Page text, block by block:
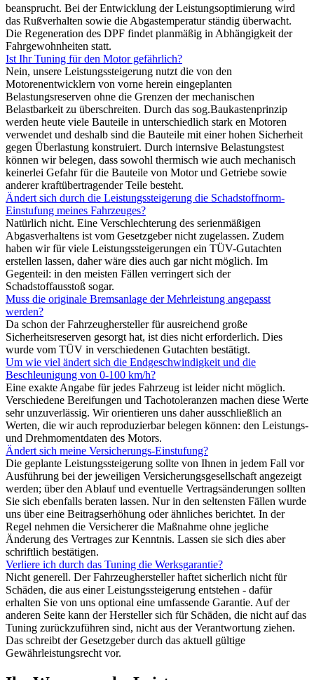
beansprucht. Bei der Entwicklung der Leistungsoptimierung wird
das Rußverhalten sowie die Abgastemperatur ständig überwacht.
Die Regeneration des DPF findet planmäßig in Abhängigkeit der
Fahrgewohnheiten statt.
Ist Ihr Tuning für den Motor gefährlich?
Nein, unsere Leistungssteigerung nutzt die von den
Motorenentwicklern von vorne herein eingeplanten
Belastungsreserven ohne die Grenzen der mechanischen
Belastbarkeit zu überschreiten. Durch das sog.Baukastenprinzip
werden heute viele Bauteile in unterschiedlich stark en Motoren
verwendet und deshalb sind die Bauteile mit einer hohen Sicherheit
gegen Überlastung konstruiert. Durch internsive Belastungstest
können wir belegen, dass sowohl thermisch wie auch mechanisch
keinerlei Gefahr für die Bauteile von Motor und Getriebe sowie
anderer kraftübertragender Teile besteht.
Ändert sich durch die Leistungssteigerung die Schadstoffnorm-
Einstufung meines Fahrzeuges?
Natürlich nicht. Eine Verschlechterung des serienmäßigen
Abgasverhaltens ist vom Gesetzgeber nicht zugelassen. Zudem
haben wir für viele Leistungssteigerungen ein TÜV-Gutachten
erstellen lassen, daher wäre dies auch gar nicht möglich. Im
Gegenteil: in den meisten Fällen verringert sich der
Schadstoffausstoß sogar.
Muss die originale Bremsanlage der Mehrleistung angepasst
werden?
Da schon der Fahrzeughersteller für ausreichend große
Sicherheitsreserven gesorgt hat, ist dies nicht erforderlich. Dies
wurde vom TÜV in verschiedenen Gutachten bestätigt.
Um wie viel ändert sich die Endgeschwindigkeit und die
Beschleunigung von 0-100 km/h?
Eine exakte Angabe für jedes Fahrzeug ist leider nicht möglich.
Verschiedene Bereifungen und Tachotoleranzen machen diese Werte
sehr unzuverlässig. Wir orientieren uns daher ausschließlich an
Werten, die wir auch reproduzierbar belegen können: den Leistungs-
und Drehmomentdaten des Motors.
Ändert sich meine Versicherungs-Einstufung?
Die geplante Leistungssteigerung sollte von Ihnen in jedem Fall vor
Ausführung bei der jeweiligen Versicherungsgesellschaft angezeigt
werden; über den Ablauf und eventuelle Vertragsänderungen sollten
Sie sich ebenfalls beraten lassen. Nur in den seltensten Fällen wurde
uns über eine Beitragserhöhung oder ähnliches berichtet. In der
Regel nehmen die Versicherer die Maßnahme ohne jegliche
Änderung des Vertrages zur Kenntnis. Lassen sie sich dies aber
schriftlich bestätigen.
Verliere ich durch das Tuning die Werksgarantie?
Nicht generell. Der Fahrzeughersteller haftet sicherlich nicht für
Schäden, die aus einer Leistungssteigerung entstehen - dafür
erhalten Sie von uns optional eine umfassende Garantie. Auf der
anderen Seite kann der Hersteller sich für Schäden, die nicht auf das
Tuning zurückzuführen sind, nicht aus der Verantwortung ziehen.
Das schreibt der Gesetzgeber durch das aktuell gültige
Gewährleistungsrecht vor.